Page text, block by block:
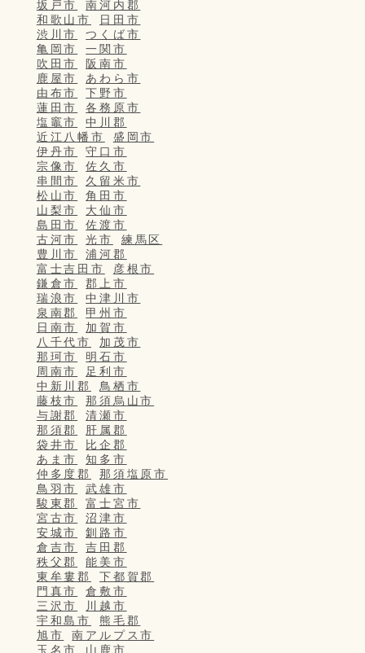
坂戸市
南河内郡
和歌山市
日田市
渋川市
つくば市
亀岡市
一関市
吹田市
阪南市
鹿屋市
あわら市
由布市
下野市
蓮田市
各務原市
塩竈市
中川郡
近江八幡市
盛岡市
伊丹市
守口市
宗像市
佐久市
串間市
久留米市
松山市
角田市
山梨市
大仙市
島田市
佐渡市
古河市
光市
練馬区
豊川市
浦河郡
富士吉田市
彦根市
鎌倉市
郡上市
瑞浪市
中津川市
泉南郡
甲州市
日南市
加賀市
八千代市
加茂市
那珂市
明石市
周南市
足利市
中新川郡
鳥栖市
藤枝市
那須烏山市
与謝郡
清瀬市
那須郡
肝属郡
袋井市
比企郡
あま市
知多市
仲多度郡
那須塩原市
鳥羽市
武雄市
駿東郡
富士宮市
宮古市
沼津市
安城市
釧路市
倉吉市
吉田郡
秩父郡
能美市
東牟婁郡
下都賀郡
門真市
倉敷市
三沢市
川越市
宇和島市
熊毛郡
旭市
南アルプス市
玉名市
山鹿市